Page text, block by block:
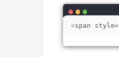
<span style=